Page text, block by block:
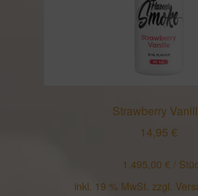
Strawberry
14,95 €
1.495,00€ /
inkl. 19 % MwSt. zzgl.